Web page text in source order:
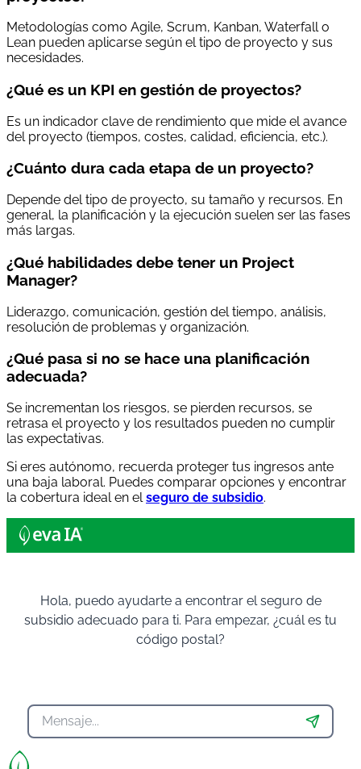
Metodologías como Agile, Scrum, Kanban, Waterfall o
Lean pueden aplicarse según el tipo de proyecto y sus
necesidades.
¿Qué es un KPI en gestión de proyectos?
Es un indicador clave de rendimiento que mide el avance
del proyecto (tiempos, costes, calidad, eficiencia, etc.).
¿Cuánto dura cada etapa de un proyecto?
Depende del tipo de proyecto, su tamaño y recursos. En
general, la planificación y la ejecución suelen ser las fases
más largas.
¿Qué habilidades debe tener un Project
Manager?
Liderazgo, comunicación, gestión del tiempo, análisis,
resolución de problemas y organización.
¿Qué pasa si no se hace una planificación
adecuada?
Se incrementan los riesgos, se pierden recursos, se
retrasa el proyecto y los resultados pueden no cumplir
las expectativas.
Si eres autónomo, recuerda proteger tus ingresos ante
una baja laboral. Puedes comparar opciones y encontrar
la cobertura ideal en elseguro de subsidio.
Hola, puedo ayudarte a encontrar el seguro de
subsidio adecuado para ti. Para empezar, ¿cuál es tu
código postal?